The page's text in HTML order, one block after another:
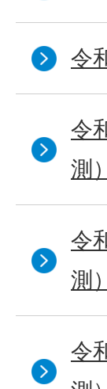
令
令
測
令
測
令